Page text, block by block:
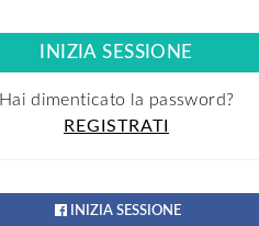
Hai dimenticato la password?
REGISTRATI
INIZIA SESSIONE